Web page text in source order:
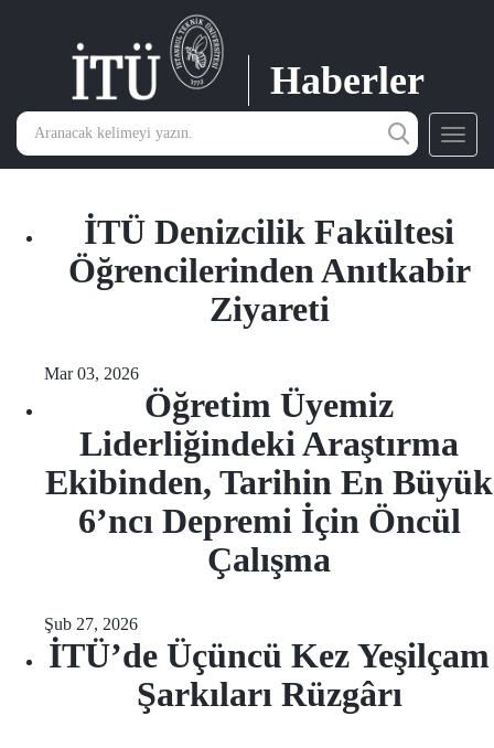
Haberler
İTÜ Denizcilik Fakültesi
Öğrencilerinden Anıtkabir
Ziyareti
Mar 03, 2026
Öğretim Üyemiz
Liderliğindeki Araştırma
Ekibinden, Tarihin En Büyük
6’ncı Depremi İçin Öncül
Çalışma
Şub 27, 2026
İTÜ’de Üçüncü Kez Yeşilçam
Şarkıları Rüzgârı